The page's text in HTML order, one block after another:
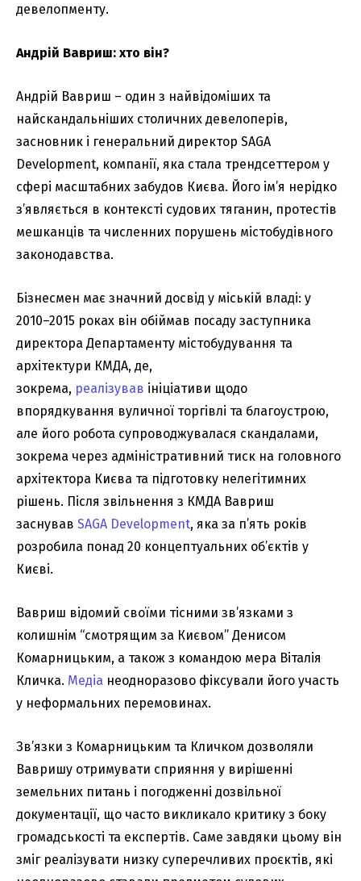
девелопменту.
Андрій Вавриш: хто він?
Андрій Вавриш – один з найвідоміших та
найскандальніших столичних девелоперів,
засновник і генеральний директор SAGA
Development, компанії, яка стала трендсеттером у
сфері масштабних забудов Києва. Його ім’я нерідко
з’являється в контексті судових тяганин, протестів
мешканців та численних порушень містобудівного
законодавства.
Бізнесмен має значний досвід у міській владі: у
2010–2015 роках він обіймав посаду заступника
директора Департаменту містобудування та
архітектури КМДА, де,
зокрема, реалізував ініціативи щодо
впорядкування вуличної торгівлі та благоустрою,
але його робота супроводжувалася скандалами,
зокрема через адміністративний тиск на головного
архітектора Києва та підготовку нелегітимних
рішень. Після звільнення з КМДА Вавриш
заснував SAGA Development, яка за п’ять років
розробила понад 20 концептуальних об’єктів у
Києві.
Вавриш відомий своїми тісними зв’язками з
колишнім “смотрящим за Києвом” Денисом
Комарницьким, а також з командою мера Віталія
Кличка. Медіа неодноразово фіксували його участь
у неформальних перемовинах.
Зв’язки з Комарницьким та Кличком дозволяли
Вавришу отримувати сприяння у вирішенні
земельних питань і погодженні дозвільної
документації, що часто викликало критику з боку
громадськості та експертів. Саме завдяки цьому він
зміг реалізувати низку суперечливих проєктів, які